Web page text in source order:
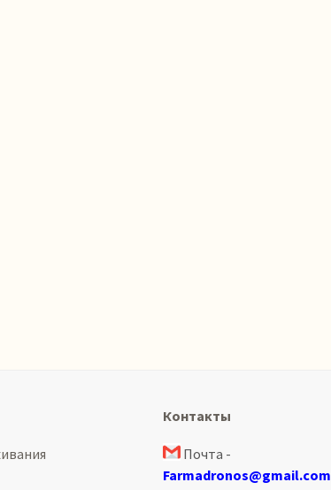
Контакты
Почта -
Farmadronos@gmail.com